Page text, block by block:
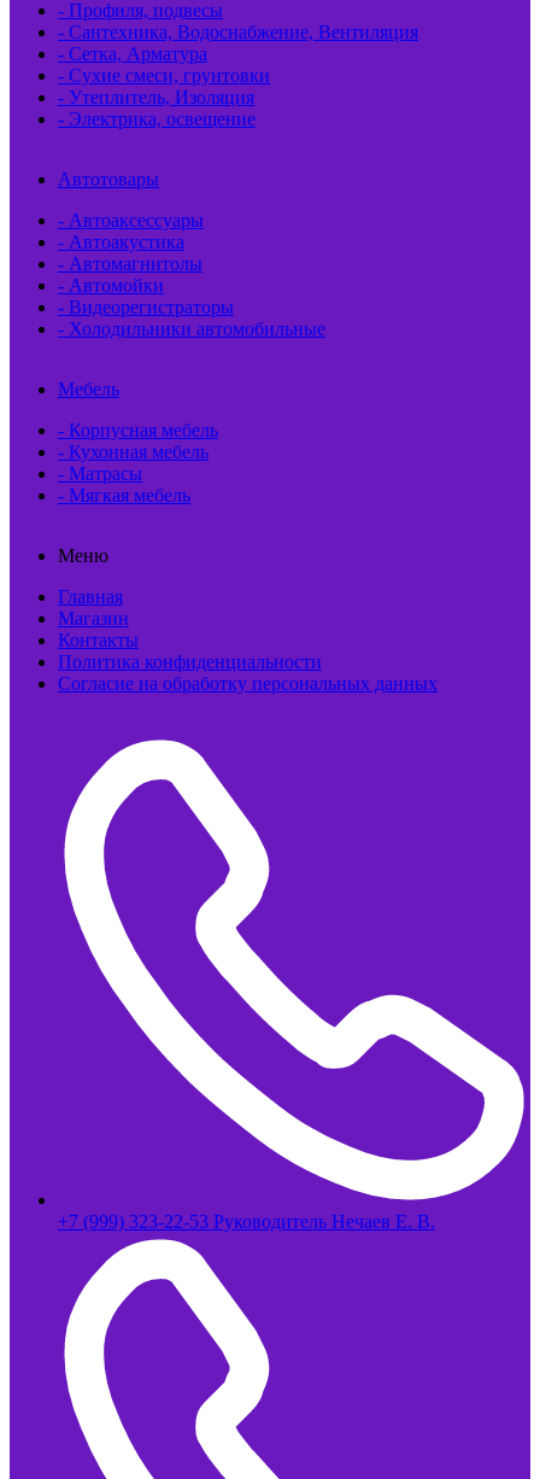
- Профиля, подвесы
- Сантехника, Водоснабжение, Вентиляция
- Сетка, Арматура
- Сухие смеси, грунтовки
- Утеплитель, Изоляция
- Электрика, освещение
Автотовары
- Автоаксессуары
- Автоакустика
- Автомагнитолы
- Автомойки
- Видеорегистраторы
- Холодильники автомобильные
Мебель
- Корпусная мебель
- Кухонная мебель
- Матрасы
- Мягкая мебель
Меню
Главная
Магазин
Контакты
Политика конфиденциальности
Согласие на обработку персональных данных
+7 (999) 323-22-53 Руководитель Нечаев Е. В.